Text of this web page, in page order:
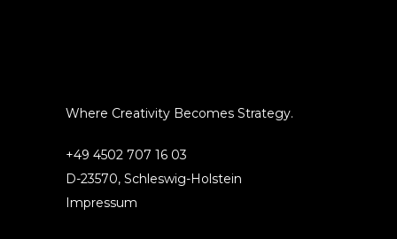
Where Creativity Becomes Strategy.
+49 4502 707 16 03
D-23570, Schleswig-Holstein
Impressum